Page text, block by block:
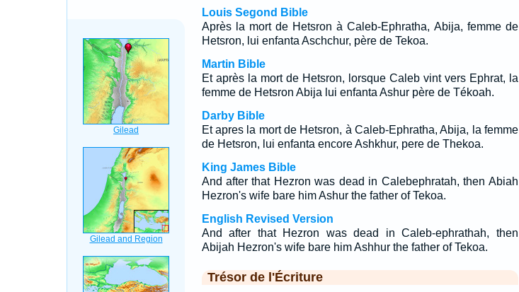
Louis Segond Bible
Après la mort de Hetsron à Caleb-Ephratha, Abija, femme de
Hetsron, lui enfanta Aschchur, père de Tekoa.
Martin Bible
Et après la mort de Hetsron, lorsque Caleb vint vers Ephrat, la
femme de Hetsron Abija lui enfanta Ashur père de Tékoah.
Darby Bible
Et apres la mort de Hetsron, à Caleb-Ephratha, Abija, la femme
de Hetsron, lui enfanta encore Ashkhur, pere de Thekoa.
King James Bible
And after that Hezron was dead in Calebephratah, then Abiah
Hezron's wife bare him Ashur the father of Tekoa.
English Revised Version
And after that Hezron was dead in Caleb-ephrathah, then
Abijah Hezron's wife bare him Ashhur the father of Tekoa.
Trésor de l'Écriture